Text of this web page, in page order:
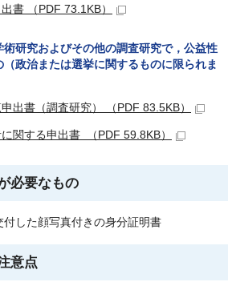
書 （PDF 73.1KB）
研究およびその他の調査研究で，公益性
政治または選挙に関するものに限られま
出書（調査研究） （PDF 83.5KB）
関する申出書 （PDF 59.8KB）
必要なもの
付した顔写真付きの身分証明書
意点